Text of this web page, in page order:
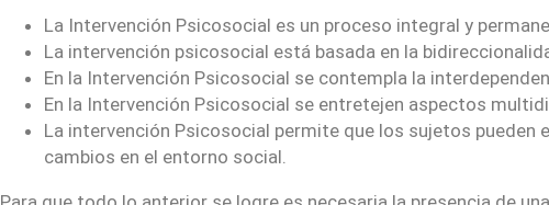
La Intervención Psicosocial es un proceso integral y
La intervención psicosocial está basada en la
En la Intervención Psicosocial se contempla la
En la Intervención Psicosocial se entretejen aspectos
La intervención Psicosocial permite que los sujetos
cambios en el entorno social.